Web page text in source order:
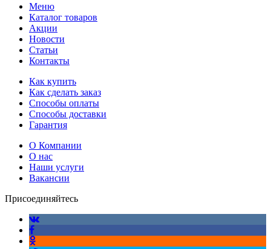
Меню
Каталог товаров
Акции
Новости
Статьи
Контакты
Как купить
Как сделать заказ
Способы оплаты
Способы доставки
Гарантия
О Компании
О нас
Наши услуги
Вакансии
Присоединяйтесь